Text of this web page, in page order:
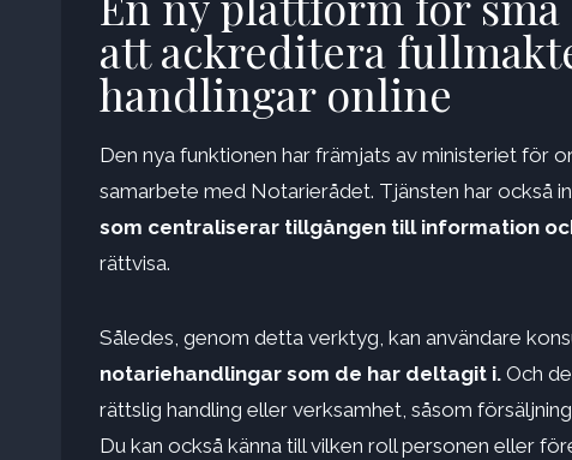
att ackreditera
handlingar online
Den nya funktionen har främjats av ministeriet för
samarbete med Notarierådet. Tjänsten har också
som centraliserar tillgången till information
rättvisa.
Således, genom detta verktyg, kan användare
notariehandlingar som de har deltagit i. Och
rättslig handling eller verksamhet, såsom
Du kan också känna till vilken roll personen eller